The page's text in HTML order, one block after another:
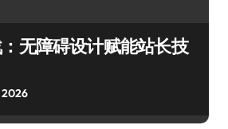
无障碍设计赋能站长技
2026